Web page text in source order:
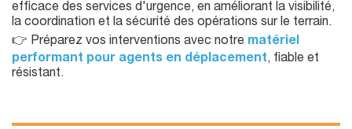
efficace des services d'urgence, en améliorant la visibilité,
la coordination et la sécurité des opérations sur le terrain.
👉 Préparez vos interventions avec notre matériel
performant pour agents en déplacement, fiable et
résistant.